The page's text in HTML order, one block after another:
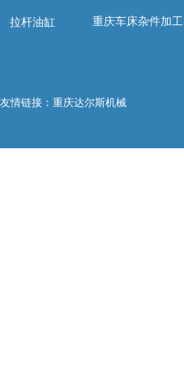
重庆车床杂件加工
拉杆油缸
友情链接： 重庆达尔斯机械